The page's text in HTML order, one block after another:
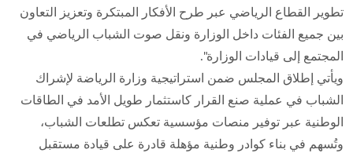
تطوير القطاع الرياضي عبر طرح الأفكار المبتكرة وتعزيز التعاون
بين جميع الفئات داخل الوزارة ونقل صوت الشباب الرياضي في
المجتمع إلى قيادات الوزارة".
ويأتي إطلاق المجلس ضمن استراتيجية وزارة الرياضة لإشراك
الشباب في عملية صنع القرار كاستثمار طويل الأمد في الطاقات
الوطنية عبر توفير منصات مؤسسية تعكس تطلعات الشباب،
وتُسهم في بناء كوادر وطنية مؤهلة قادرة على قيادة مستقبل